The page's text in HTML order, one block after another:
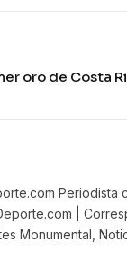
oro de Costa
Periodista
|
Monumental,